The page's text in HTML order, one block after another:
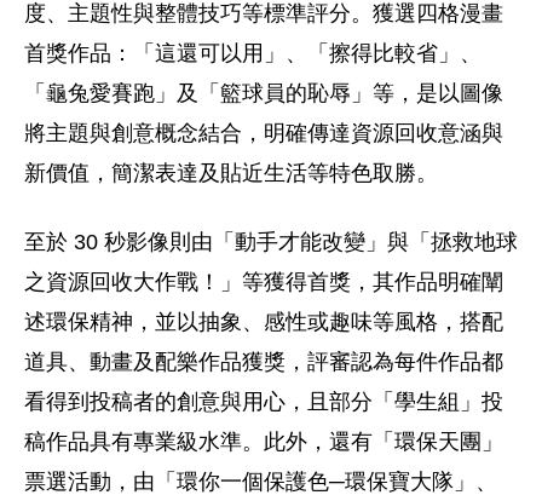
度、主題性與整體技巧等標準評分。獲選四格漫畫
首獎作品：「這還可以用」、「擦得比較省」、
「龜兔愛賽跑」及「籃球員的恥辱」等，是以圖像
將主題與創意概念結合，明確傳達資源回收意涵與
新價值，簡潔表達及貼近生活等特色取勝。
至於 30 秒影像則由「動手才能改變」與「拯救地球
之資源回收大作戰！」等獲得首獎，其作品明確闡
述環保精神，並以抽象、感性或趣味等風格，搭配
道具、動畫及配樂作品獲獎，評審認為每件作品都
看得到投稿者的創意與用心，且部分「學生組」投
稿作品具有專業級水準。此外，還有「環保天團」
票選活動，由「環你一個保護色─環保寶大隊」、